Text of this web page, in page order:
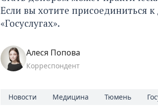
Если вы хотите присоединиться
«Госуслугах».
Алеся Попова
Корреспондент
Новости Медицина Тюмень